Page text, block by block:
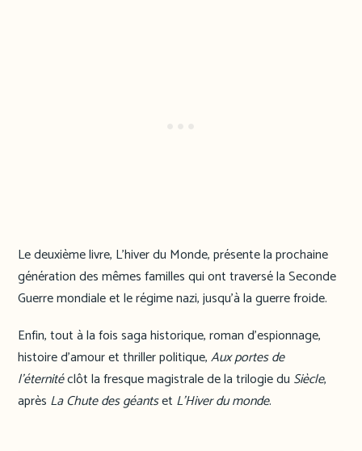
Le deuxième livre, L’hiver du Monde, présente la prochaine
génération des mêmes familles qui ont traversé la Seconde
Guerre mondiale et le régime nazi, jusqu’à la guerre froide.
Enfin, tout à la fois saga historique, roman d’espionnage,
histoire d’amour et thriller politique,Aux portes de
l’éternitéclôt la fresque magistrale de la trilogie du Siècle,
après La Chute des géantset L’Hiver du monde.